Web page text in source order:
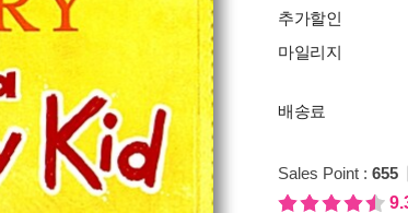
추가할인
마일리지
배송료
Sales Point : 655